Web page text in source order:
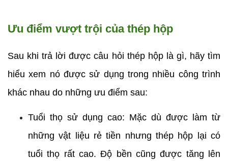
Ưu điểm vượt trội của thép hộp
Sau khi trả lời được câu hỏi thép hộp là gì, hãy tìm
hiểu xem nó được sử dụng trong nhiều công trình
khác nhau do những ưu điểm sau:
Tuổi thọ sử dụng cao: Mặc dù được làm từ
những vật liệu rẻ tiền nhưng thép hộp lại có
tuổi thọ rất cao. Độ bền cũng được tăng lên